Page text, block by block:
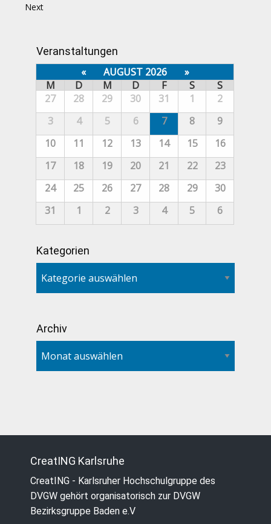
Next
Veranstaltungen
« AUGUST 2026
»
M
D M D F S
S
27
28 29 30 31 1
2
3
4 5 6 7 8
9
10
11 12 13 14 15
16
17
18 19 20 21 22
23
24
25 26 27 28 29
30
31
1 2 3 4 5 6
Kategorien
Archiv
CreatING Karlsruhe
CreatING - Karlsruher Hochschulgruppe des
DVGW gehört organisatorisch zur DVGW
Bezirksgruppe Baden e.V